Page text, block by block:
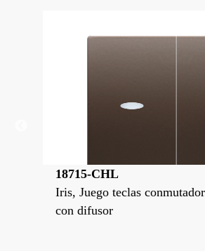
18715-CHL
Iris, Juego teclas
con difusor